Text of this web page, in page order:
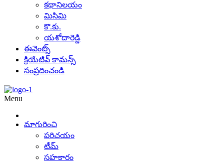
కథానిలయం
మిసిమి
కొ.కు.
యశోదారెడ్డి
ఈవెంట్స్
క్రియేటివ్ కామన్స్
సంప్రదించండి
Menu
మాగురించి
పరిచయం
టీమ్
సహకారం